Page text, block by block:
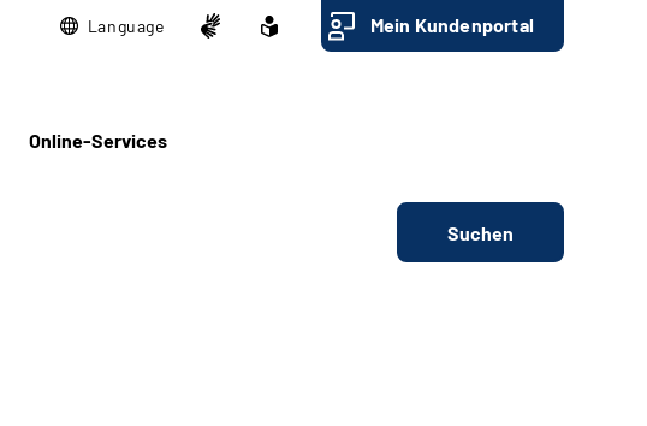
Language Mein Kundenportal
Online-Services
Suchen